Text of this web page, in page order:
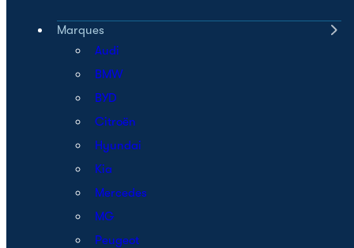
Marques
Audi
BMW
BYD
Citroën
Hyundai
Kia
Mercedes
MG
Peugeot